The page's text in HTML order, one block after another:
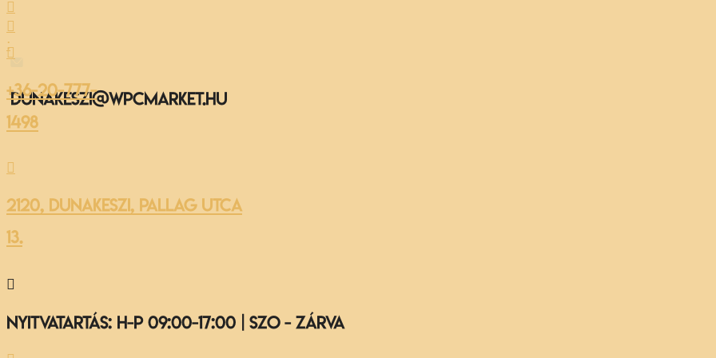


:
dunakeszi@wpcmarket.hu

+36-20-777-
1498

2120, Dunakeszi, Pallag utca
13.

Nyitvatartás: H-P 09:00-17:00 | Szo - ZÁRVA